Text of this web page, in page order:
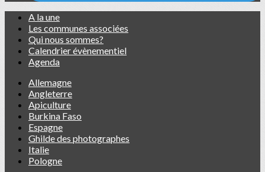
A la une
Les communes associées
Qui nous sommes?
Calendrier évènementiel
Agenda
Allemagne
Angleterre
Apiculture
Burkina Faso
Espagne
Ghilde des photographes
Italie
Pologne